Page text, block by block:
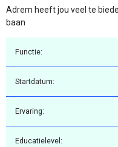
Adrem heeft jou veel te
baan
Functie:
Startdatum:
Ervaring:
Educatielevel: